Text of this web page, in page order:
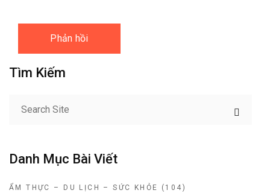
Tìm Kiếm
Danh Mục Bài Viết
ẨM THỰC – DU LỊCH – SỨC KHỎE (104)